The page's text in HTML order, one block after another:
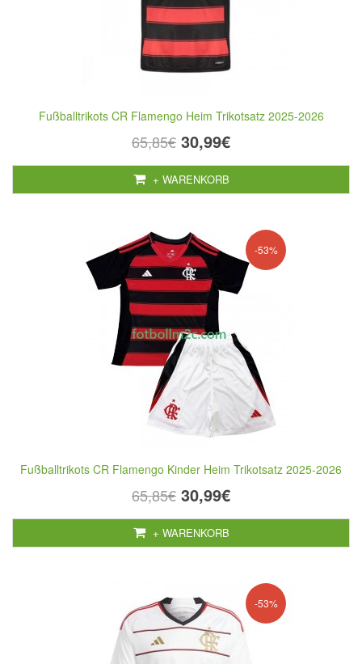
Fußballtrikots CR Flamengo Heim Trikotsatz 2025-2026
65,85€ 30,99€
+ WARENKORB
-53%
Fußballtrikots CR Flamengo Kinder Heim Trikotsatz 2025-2026
65,85€ 30,99€
+ WARENKORB
-53%